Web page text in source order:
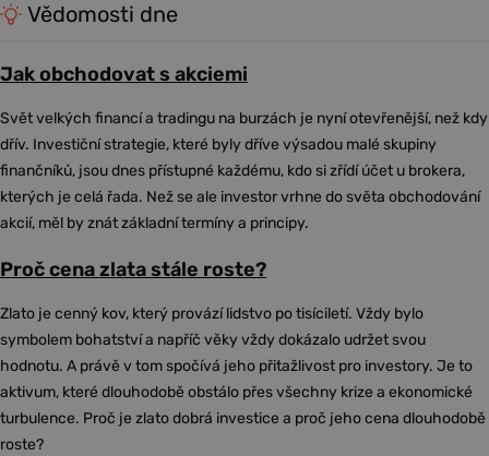
Vědomosti dne
Jak obchodovat s akciemi
Svět velkých financí a tradingu na burzách je nyní otevřenější, než kdy
dřív. Investiční strategie, které byly dříve výsadou malé skupiny
finančníků, jsou dnes přístupné každému, kdo si zřídí účet u brokera,
kterých je celá řada. Než se ale investor vrhne do světa obchodování
akcií, měl by znát základní termíny a principy.
Proč cena zlata stále roste?
Zlato je cenný kov, který provází lidstvo po tisíciletí. Vždy bylo
symbolem bohatství a napříč věky vždy dokázalo udržet svou
hodnotu. A právě v tom spočívá jeho přitažlivost pro investory. Je to
aktivum, které dlouhodobě obstálo přes všechny krize a ekonomické
turbulence. Proč je zlato dobrá investice a proč jeho cena dlouhodobě
roste?